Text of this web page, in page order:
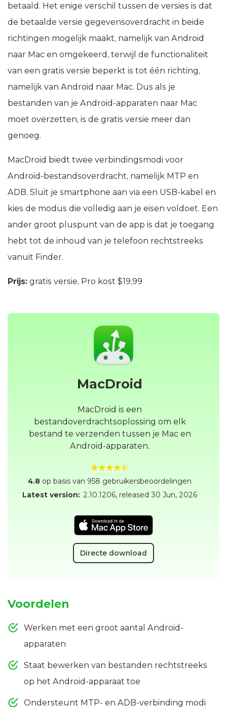
betaald. Het enige verschil tussen de versies is dat
de betaalde versie gegevensoverdracht in beide
richtingen mogelijk maakt, namelijk van Android
naar Mac en omgekeerd, terwijl de functionaliteit
van een gratis versie beperkt is tot één richting,
namelijk van Android naar Mac. Dus als je
bestanden van je Android-apparaten naar Mac
moet overzetten, is de gratis versie meer dan
genoeg.
MacDroid biedt twee verbindingsmodi voor
Android-bestandsoverdracht, namelijk MTP en
ADB. Sluit je smartphone aan via een USB-kabel en
kies de modus die volledig aan je eisen voldoet. Een
ander groot pluspunt van de app is dat je toegang
hebt tot de inhoud van je telefoon rechtstreeks
vanuit Finder.
Prijs: gratis versie, Pro kost $19,99
MacDroid
MacDroid is een
bestandoverdrachtsoplossing om elk
bestand te verzenden tussen je Mac en
Android-apparaten.
4.8 op basis van 958 gebruikersbeoordelingen
Latest version: 2.10.1206, released 30 Jun, 2026
Directe download
Voordelen
Werken met een groot aantal Android-
apparaten
Staat bewerken van bestanden rechtstreeks
op het Android-apparaat toe
Ondersteunt MTP- en ADB-verbinding modi